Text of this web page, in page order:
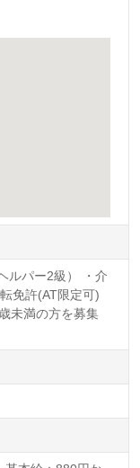
ルパー2級） ・介
免許(AT限定可)
未満の方を募集